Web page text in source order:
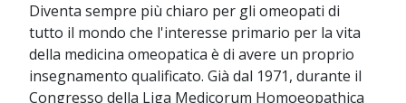
Diventa sempre più chiaro per gli omeopati di
tutto il mondo che l'interesse primario per la vita
della medicina omeopatica è di avere un proprio
insegnamento qualificato. Già dal 1971, durante il
Congresso della Liga Medicorum Homoeopathica